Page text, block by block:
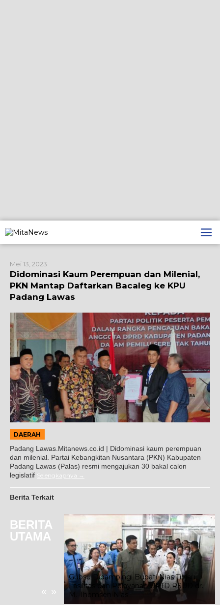
ke
konten
Mei 13, 2023
Didominasi Kaum Perempuan dan Milenial,
PKN Mantap Daftarkan Bacaleg ke KPU
Padang Lawas
DAERAH
Padang Lawas.Mitanews.co.id | Didominasi kaum perempuan
dan milenial. Partai Kebangkitan Nusantara (PKN) Kabupaten
Padang Lawas (Palas) resmi mengajukan 30 bakal calon
legislatif Selengkapnya
Berita Terkait
BERITA
UTAMA
« »
Gubsu Didampingi Bupati Nias Tinjau
Fasilitas dan Pelayanan UPTD RSUD dr.
M. Thomsen Nias